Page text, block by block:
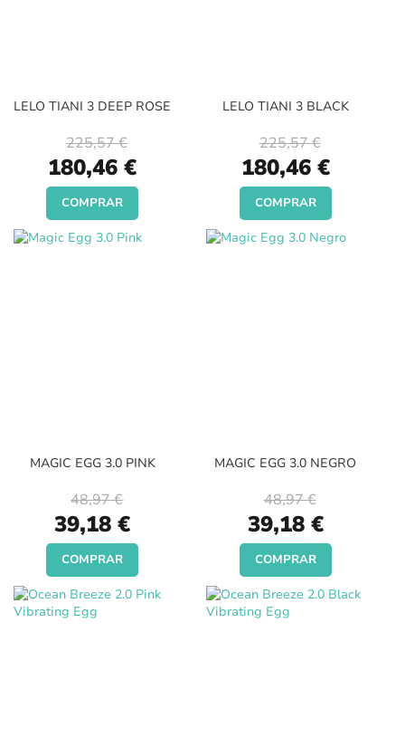
LELO TIANI 3 DEEP ROSE
Special
Price
180,46 €
225,57 €
COMPRAR
LELO TIANI 3 BLACK
Special
Price
180,46 €
225,57 €
COMPRAR
MAGIC EGG 3.0 PINK
Special
Price
39,18 €
48,97 €
COMPRAR
MAGIC EGG 3.0 NEGRO
Special
Price
39,18 €
48,97 €
COMPRAR